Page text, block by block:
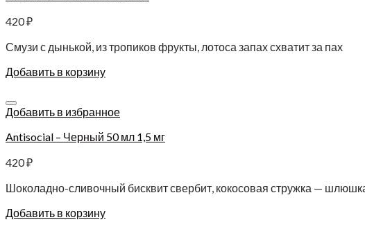
420₽
Смузи с дынькой, из тропиков фрукты, лотоса запах схватит за пах
Добавить в корзину
Добавить в избранное
Antisocial – Черный 50 мл 1,5 мг
420₽
Шоколадно-сливочный бисквит свербит, кокосовая стружка —
Добавить в корзину